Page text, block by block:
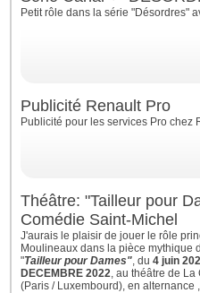
Petit rôle dans la série "Désordres"
Publicité Renault Pro
Publicité pour les services Pro chez
Théâtre: "Tailleur pour
Comédie Saint-Michel
J'aurais le plaisir de jouer le rôle
Moulineaux dans la pièce mythique
"Tailleur pour Dames" , du4 juin
DECEMBRE 2022 , au théâtre de
(Paris / Luxembourd), en alternance